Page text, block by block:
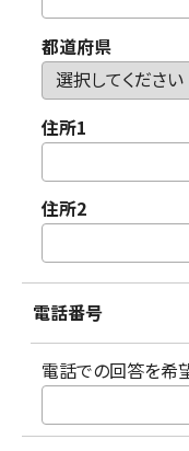
都道府県
住所1
住所2
電話番号
電話での回答を希